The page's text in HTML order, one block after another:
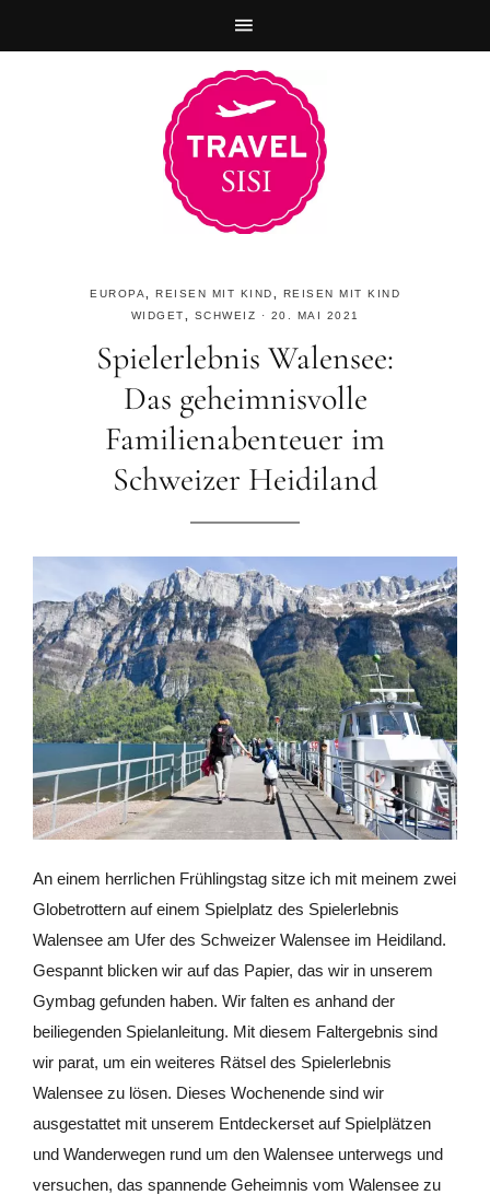
EUROPA REISEN MIT KIND
REISEN MIT KIND
WIDGET
SCHWEIZ · 20. MAI 2021
Spielerlebnis Walensee:
Das geheimnisvolle
Familienabenteuer im
Schweizer Heidiland
An einem herrlichen Frühlingstag sitze ich mit meinem zwei
Globetrottern auf einem Spielplatz des Spielerlebnis
Walensee am Ufer des Schweizer Walensee im Heidiland.
Gespannt blicken wir auf das Papier, das wir in unserem
Gymbag gefunden haben. Wir falten es anhand der
beiliegenden Spielanleitung. Mit diesem Faltergebnis sind
wir parat, um ein weiteres Rätsel des Spielerlebnis
Walensee zu lösen. Dieses Wochenende sind wir
ausgestattet mit unserem Entdeckerset auf Spielplätzen
und Wanderwegen rund um den Walensee unterwegs und
versuchen, das spannende Geheimnis vom Walensee zu